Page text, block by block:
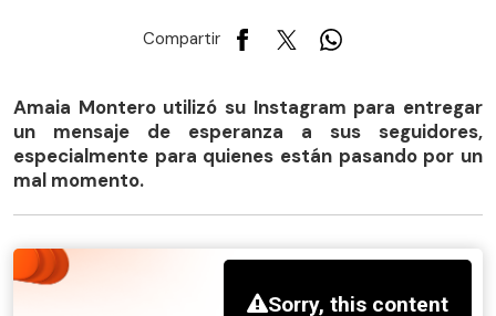
Compartir
Amaia Montero utilizó su Instagram para entregar
un mensaje de esperanza a sus seguidores,
especialmente para quienes están pasando por un
mal momento.